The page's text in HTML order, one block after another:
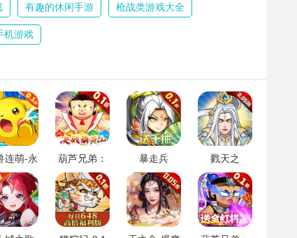
有趣的休闲手游 枪战类游戏大全
机游戏
连萌-永
葫芦兄弟：
妖-0.1永久
折扣
暴走兵
陆送千抽
戮天之